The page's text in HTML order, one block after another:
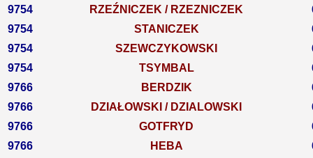
9754
RZEŹNICZEK / RZEZNICZEK
9754
STANICZEK
9754
SZEWCZYKOWSKI
9754
TSYMBAL
9766
BERDZIK
9766
DZIAŁOWSKI / DZIALOWSKI
9766
GOTFRYD
9766
HEBA